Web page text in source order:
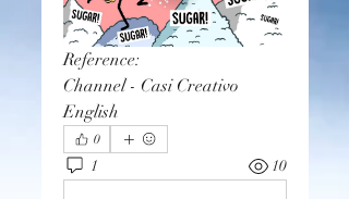
Reference:
Channel - Casi Creativo
English
0
1 10